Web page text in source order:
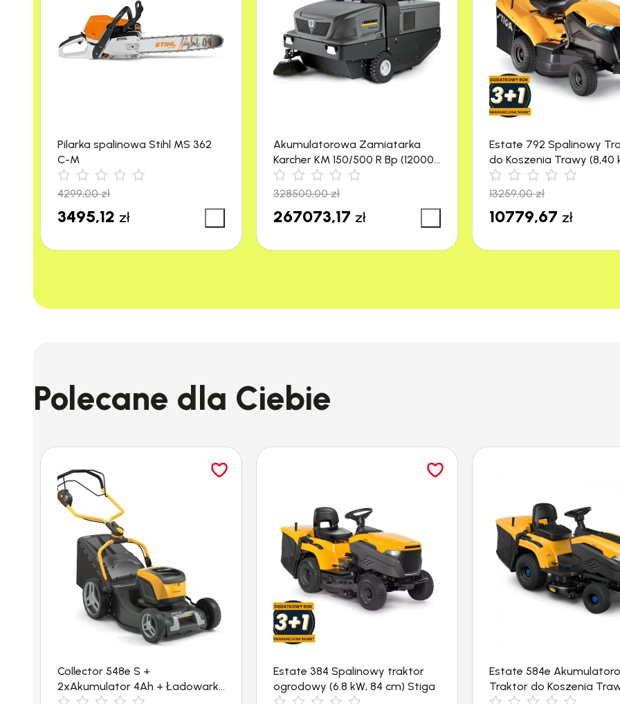
urządzenie zawsze leży w dłoni w najbardziej ergonomicznym położeniu.
Wielofunkcyjny system włączników
Stihl HSE 61, HSE 71 i HSE 81 wyposażone są w praktyczny, wielofunkcyjny system włączników,
rozwiązanie pozwala na efektywną pracę w trudno dostępnych miejscach, zwiększając wygodę
Odciążenie kabla
System odciążenia kabla zapobiega przypadkowemu odłączeniu nożyc od źródła zasilania.
urządzenia, co minimalizuje ryzyko przerwania pracy podczas przycinania żywopłotów.
Specyfikacja techniczna
Długość krawędzi tnącej
Napięcie znamionowe
Pobór mocy 500 W
Pilarka spalinowa Stihl MS 362
C-M
4299,00zł
3495,12 zł
Akumulatorowa Zamiatarka
Karcher KM 150/500 R Bp (12000
m²/h)
328500,00zł
267073,17 zł
Estate 792 Spalinowy
do Koszenia Trawy (8,40
4500 m²) Stiga
13259,00zł
10779,67 zł
Polecane dla Ciebie
Collector 548e S +
2xAkumulator 4Ah + Ładowarka
Estate 384 Spalinowy traktor
ogrodowy (6.8 kW, 84 cm) Stiga
Estate 584e
Traktor do Koszenia